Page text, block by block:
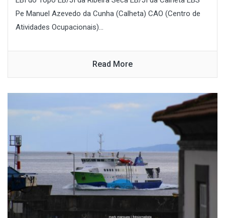
Pe Manuel Azevedo da Cunha (Calheta) CAO (Centro de
Atividades Ocupacionais)...
Read More